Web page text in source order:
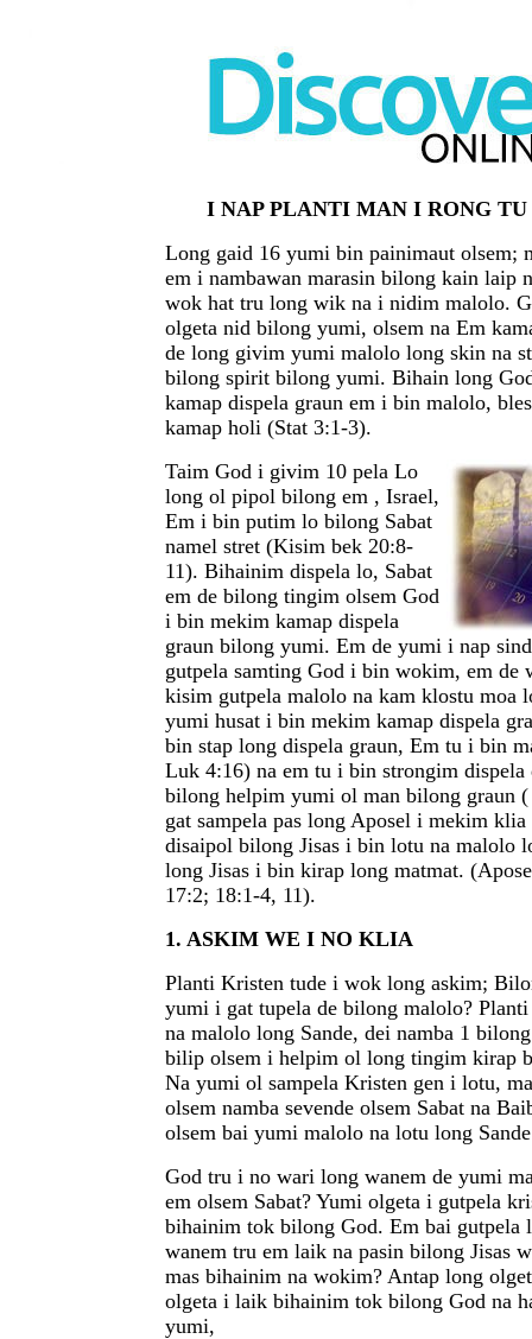
I NAP PLANTI MAN I RONG TU
Long gaid 16 yumi bin painimaut olsem;
em i nambawan marasin bilong kain laip
wok hat tru long wik na i nidim malolo.
olgeta nid bilong yumi, olsem na Em
de long givim yumi malolo long skin na
bilong spirit bilong yumi. Bihain long
kamap dispela graun em i bin malolo,
kamap holi (Stat 3:1-3).
Taim God i givim 10 pela Lo
long ol pipol bilong em , Israel,
Em i bin putim lo bilong Sabat
namel stret (Kisim bek 20:8-
11). Bihainim dispela lo, Sabat
em de bilong tingim olsem God
i bin mekim kamap dispela
graun bilong yumi. Em de yumi i nap
gutpela samting God i bin wokim, em de
kisim gutpela malolo na kam klostu moa
yumi husat i bin mekim kamap dispela
bin stap long dispela graun, Em tu i bin
Luk 4:16) na em tu i bin strongim dispela
bilong helpim yumi ol man bilong graun
gat sampela pas long Aposel i mekim
disaipol bilong Jisas i bin lotu na malolo
long Jisas i bin kirap long matmat.
17:2; 18:1-4, 11).
1. ASKIM WE I NO KLIA
Planti Kristen tude i wok long askim;
yumi i gat tupela de bilong malolo?
na malolo long Sande, dei namba 1
bilip olsem i helpim ol long tingim kirap
Na yumi ol sampela Kristen gen i lotu,
olsem namba sevende olsem Sabat na
olsem bai yumi malolo na lotu long
God tru i no wari long wanem de yumi
em olsem Sabat? Yumi olgeta i gutpela
bihainim tok bilong God. Em bai gutpela
wanem tru em laik na pasin bilong Jisas
mas bihainim na wokim? Antap long
olgeta i laik bihainim tok bilong God na
yumi,